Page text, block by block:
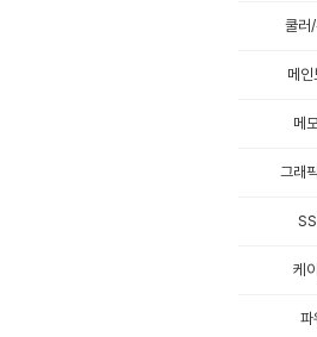
쿨러
메인
메
그래
케
파